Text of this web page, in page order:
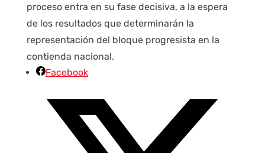
proceso entra en su fase decisiva, a la espera
de los resultados que determinarán la
representación del bloque progresista en la
contienda nacional.
Facebook